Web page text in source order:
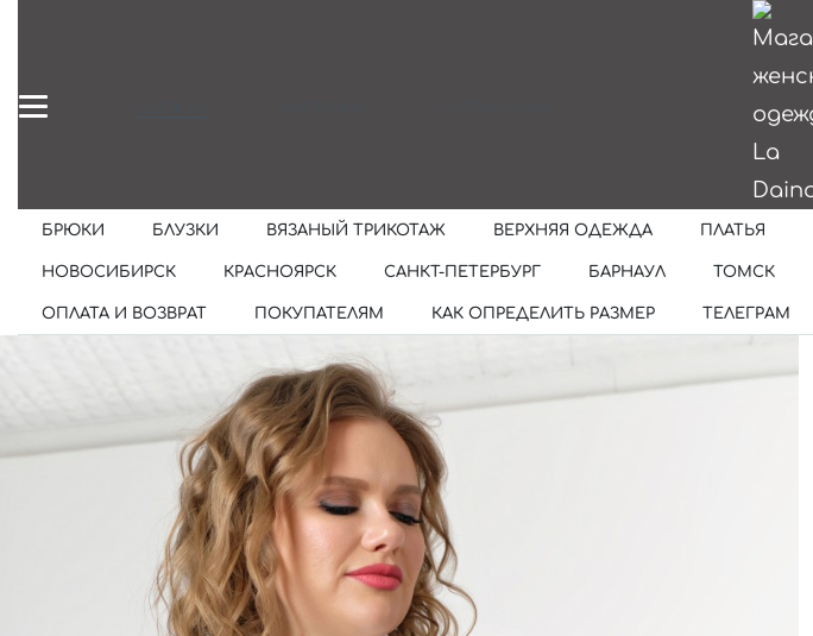
БРЮКИ БЛУЗКИ ВЯЗАНЫЙ ТРИКОТАЖ ВЕРХНЯЯ ОДЕЖДА ПЛАТЬЯ
НОВОСИБИРСК КРАСНОЯРСК САНКТ-ПЕТЕРБУРГ БАРНАУЛ ТОМСК
ОПЛАТА И ВОЗВРАТ ПОКУПАТЕЛЯМ КАК ОПРЕДЕЛИТЬ РАЗМЕР ТЕЛЕГРАМ